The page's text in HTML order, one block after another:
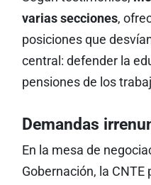
varias secciones,
posiciones que
central: defender la
pensiones de los
Demandas
En la mesa de
Gobernación, la